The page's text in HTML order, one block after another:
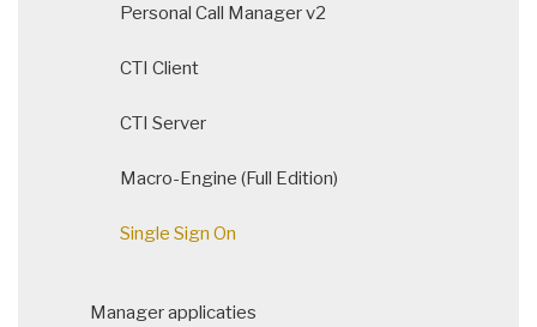
Personal Call Manager v2
CTI Client
CTI Server
Macro-Engine (Full Edition)
Single Sign On
Manager applicaties